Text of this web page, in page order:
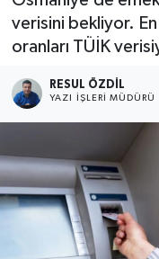
verisini bekliyor. En
oranları TÜİK
RESUL ÖZDIL
YAZI İŞLERI MÜDÜRÜ